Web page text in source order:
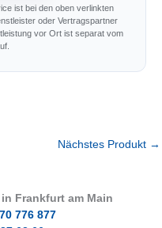
ist bei den oben verlinkten
oder Vertragspartner
vor Ort ist separat vom
Nächstes Produkt →
Frankfurt am Main
776 877